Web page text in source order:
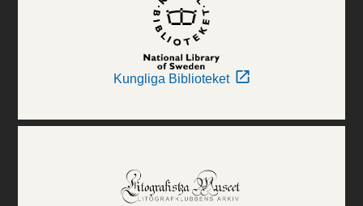
Kungliga Biblioteket